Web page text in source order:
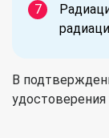
В
удостоверения